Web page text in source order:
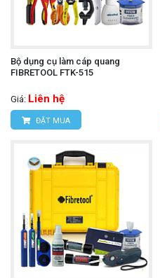
Bộ dụng cụ làm cáp quang
FIBRETOOL FTK-515
Giá: Liên hệ
ĐẶT MUA